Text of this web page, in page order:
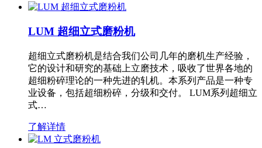
LUM 超细立式磨粉机
超细立式磨粉机是结合我们公司几年的磨机生产经验，
它的设计和研究的基础上立磨技术，吸收了世界各地的
超细粉碎理论的一种先进的轧机。本系列产品是一种专
业设备，包括超细粉碎，分级和交付。 LUM系列超细立
式…
了解详情